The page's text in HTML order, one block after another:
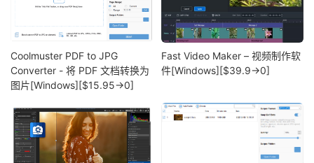
Coolmuster PDF to JPG
Converter - 将 PDF 文档转换为
图片[Windows][$15.95→0]
Fast Video Maker – 视频制作软
件[Windows][$39.9→0]